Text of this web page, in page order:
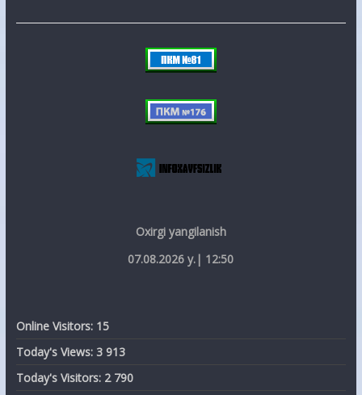
Oxirgi yangilanish
07.08.2026 y.| 12:50
Online Visitors: 15
Today's Views: 3 913
Today's Visitors: 2 790